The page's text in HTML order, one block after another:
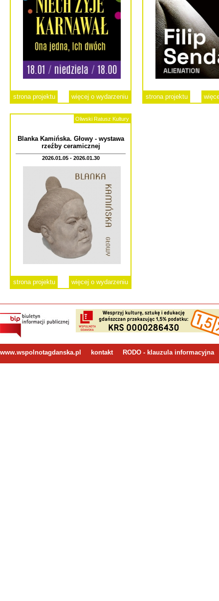
strona projektu więcej o wydarzeniu strona projektu
Oliwski Ratusz Kultury
Blanka Kamińska. Głowy - wystawa
rzeźby ceramicznej
2026.01.05 - 2026.01.30
strona projektu więcej o wydarzeniu
www.wspolnotagdanska.pl kontakt RODO - klauzula informacyjna